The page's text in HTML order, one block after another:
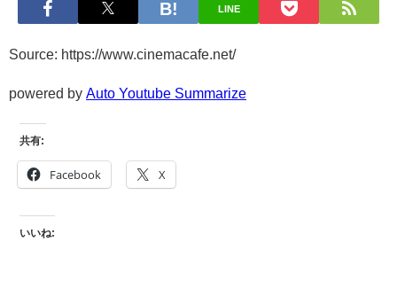
LINE
Source: https://www.cinemacafe.net/
powered by Auto Youtube Summarize
共有:
Facebook X
いいね: